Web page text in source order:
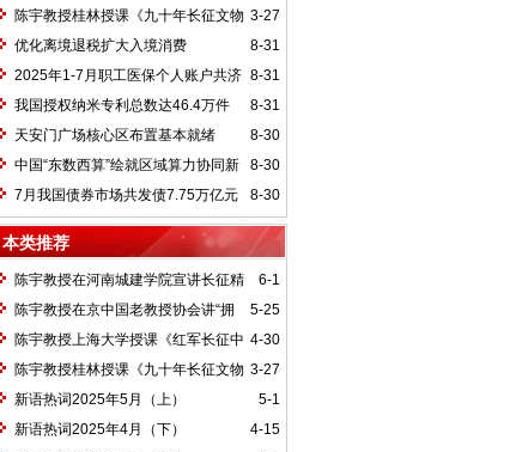
的黄埔师生》
3-27
陈宇教授桂林授课《九十年长征文物
鉴赏》
8-31
优化离境退税扩大入境消费
8-31
2025年1-7月职工医保个人账户共济
2.31亿人次 共济金额304.57亿元
8-31
我国授权纳米专利总数达46.4万件
8-30
天安门广场核心区布置基本就绪
8-30
中国“东数西算”绘就区域算力协同新
图景
8-30
7月我国债券市场共发债7.75万亿元
本类推荐
6-1
陈宇教授在河南城建学院宣讲长征精
神及红25军长征史
5-25
陈宇教授在京中国老教授协会讲“拥
抱中华新文明”
4-30
陈宇教授上海大学授课《红军长征中
的黄埔师生》
3-27
陈宇教授桂林授课《九十年长征文物
鉴赏》
5-1
新语热词2025年5月（上）
4-15
新语热词2025年4月（下）